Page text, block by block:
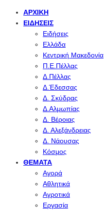
ΑΡΧΙΚΉ
ΕΙΔΉΣΕΙΣ
Ειδήσεις
Ελλάδα
Κεντρική Μακεδονία
Π.Ε.Πέλλας
Δ.Πέλλας
Δ.Έδεσσας
Δ. Σκύδρας
Δ.Αλμωπίας
Δ. Βέροιας
Δ. Αλεξάνδρειας
Δ. Νάουσας
Κόσμος
ΘΈΜΑΤΑ
Αγορά
Αθλητικά
Αγροτικά
Εργασία